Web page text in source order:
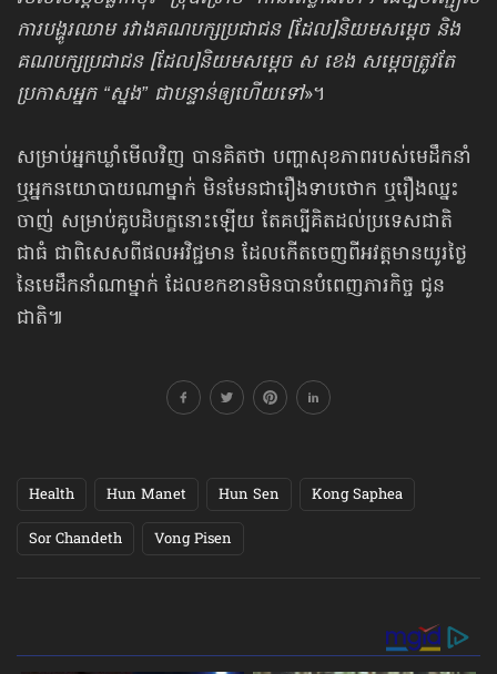
ការបង្ហូរឈាម រវាង​គណបក្ស​ប្រជាជន​ [ដែល]និយមសម្តេច​ និង
គណបក្សប្រជាជន [ដែល]និយមសម្តេច​ ស​ ខេង​ សម្តេច​ត្រូវ​តែ
ប្រកាសអ្នក​ “ស្នង”​ ជាបន្ទាន់​ឲ្យហេីយទៅ»។
សម្រាប់អ្នកឃ្លាំមើលវិញ បានគិតថា បញ្ហាសុខភាពរបស់មេដឹកនាំ
ឬអ្នកនយោបាយ​ណាម្នាក់ មិនមែនជារឿងទាបថោក ឬរឿងឈ្នះ
ចាញ់ សម្រាប់គូបដិបក្ខនោះឡើយ តែ​គប្បីគិតដល់ប្រទេសជាតិ
ជាធំ ជាពិសេសពីផលអវិជ្ជមាន ដែលកើតចេញពី​អវត្តមាន​យូរថ្ងៃ
នៃមេដឹកនាំណាម្នាក់ ដែលខកខាន​មិនបាន​បំពេញភារកិច្ច ជូន
ជាតិ៕
Health Hun Manet Hun Sen Kong Saphea
Sor Chandeth Vong Pisen